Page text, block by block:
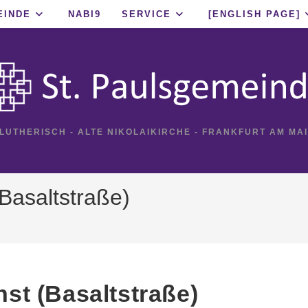
NABI9 SERVICE [ENGLISH PAGE]
- ALTE NIKOLAIKIRCHE - FRANKFURT AM
(Basaltstraße)